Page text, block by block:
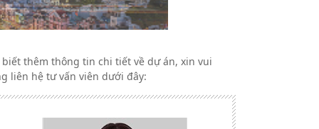
thêm thông tin chi tiết về dự án, xin vui
liên hệ tư vấn viên dưới đây: